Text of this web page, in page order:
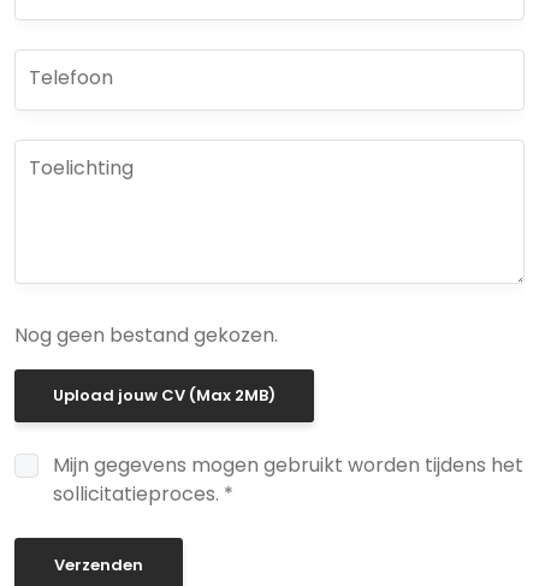
Telefoon
Toelichting
Nog geen bestand gekozen.
Upload jouw CV (Max 2MB)
Mijn gegevens mogen gebruikt worden tijdens het
sollicitatieproces. *
Verzenden